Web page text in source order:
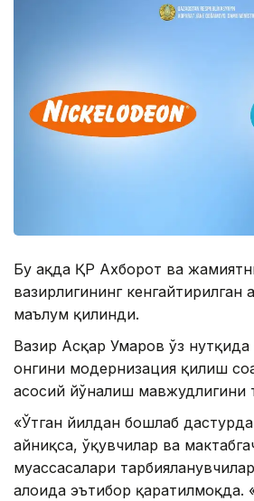
Бу ҳақда ҚР Ахборот ва
вазирлигининг кенгайтирилган
маълум қилинди.
Вазир Асқар Умаров ўз
онгини модернизация қилиш
асосий йўналиш мавжудлигини
«Ўтган йилдан бошлаб
айниқса, ўқувчилар ва
муассасалари
алоҳида эътибор